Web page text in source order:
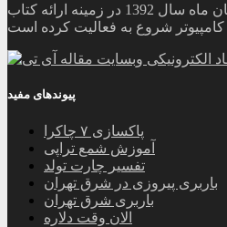
وبسایت مقاله آی تی از آبان ماه سال 1392 در زمینه ارائه کتاب
پیوندهای مفید
پاکسازی ۷ چاکرا
آموزش شمع تراپی
تفسیر چارت تولد
باربری پیروزی در شرق تهران
باربری شرق تهران
الان وقت دلاره